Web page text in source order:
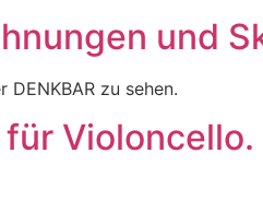
und
zu sehen.